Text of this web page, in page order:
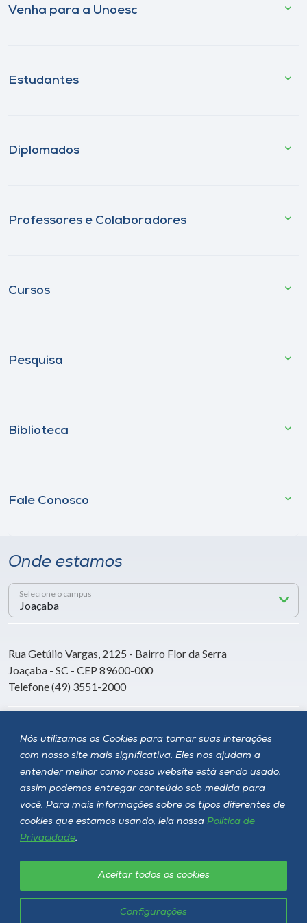
Nós utilizamos os Cookies para tornar suas interações
com nosso site mais significativa. Eles nos ajudam a
entender melhor como nosso website está sendo usado,
assim podemos entregar conteúdo sob medida para
você. Para mais informações sobre os tipos diferentes de
cookies que estamos usando, leia nossa Política de
Privacidade.
Configurações
Aceitar todos os cookies
Venha para a Unoesc
Estudantes
Diplomados
Professores e Colaboradores
Cursos
Pesquisa
Biblioteca
Fale Conosco
Onde estamos
Selecione o campus
Rua Getúlio Vargas, 2125 - Bairro Flor da Serra
Joaçaba - SC - CEP 89600-000
Telefone (49) 3551-2000
Siga a Unoesc
Unoesc © 2026 - Todos os direitos reservados
Política de privacidade LGPD